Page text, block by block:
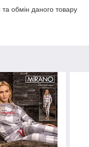
обмін даного товару